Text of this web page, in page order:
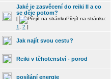
Jaké je zasvěcení do reiki II a co
se děje potom?
[
Přejít na stránku:
1
2 ]
Jak najít svou cestu?
Reiki v těhotenství - porod
posílání energie